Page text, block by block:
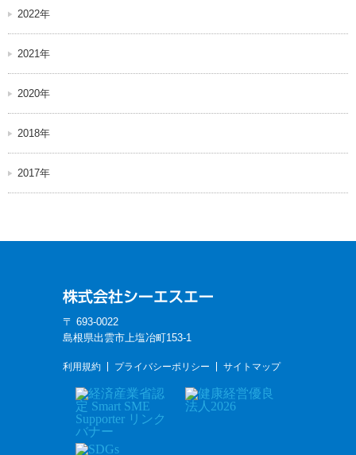
2022年
2021年
2020年
2018年
2017年
〒 693-0022
島根県出雲市上塩冶町153-1
利用規約 プライバシーポリシー サイトマップ